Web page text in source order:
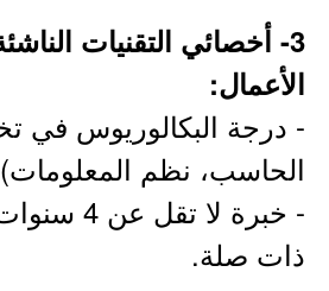
3- أخصائي التقنيات
الأعمال:
- درجة البكالوريوس
الحاسب، نظم المعلومات)
- خبرة لا
ذات صلة.